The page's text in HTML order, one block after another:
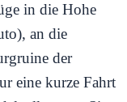
in die Hohe
an die
der
eine kurze Fahrt